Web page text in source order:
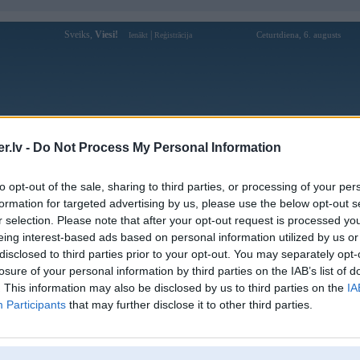
- Do Not Process My Personal Information
opt-out of the sale, sharing to third parties, or processing of your
for targeted advertising by us, please use the below opt-out
selection. Please note that after your opt-out request is processed
interest-based ads based on personal information utilized by us
to third parties prior to your opt-out. You may separately
of your personal information by third parties on the IAB’s list of
This information may also be disclosed by us to third parties on the
Participants that may further disclose it to other third parties.
Sveiks, Viesi! Ienākt Reģistrācija Ceturtdiena, 6. augusts
Forums Galerijas Reģistrācija Lietotāji
Lietotāja betvisaukcom profils
Pēdējo reizi manīts: 05. Feb 2025, 07:03
Lietotājvārds:
betvisaukcom
Ziņojumi forumā:
0
[Pēdējie ziņojumi forumā]